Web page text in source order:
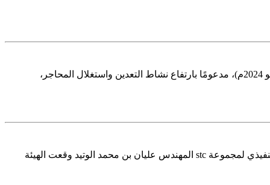
ارتفع مؤشر الرقم القياسي لكميات الإنتاج الصناعي بنسبة 1.5% خلال شهر مايو من عام 2025م مقارنةً بالشهر المماثل من العام السابق (مايو 2024م)، مدعومًا بارتفاع نشاط التعدين واستغلال المحاجر،
"الهيئة العامة للإحصاء" توقع مذكرة تعاون مع مجموعة stc بحضور رئيس الهيئة العامة للإحصاء الدكتور فهد بن عبدالله الدوسري والرئيس التنفيذي لمجموعة stc المهندس عليان بن محمد الوتيد وقعت الهيئة